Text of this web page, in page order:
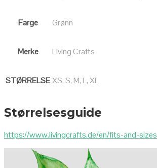
Farge Grønn
Merke Living Crafts
STØRRELSEXS, S, M, L, XL
Størrelsesguide
https://www.livingcrafts.de/en/fits-and-sizes